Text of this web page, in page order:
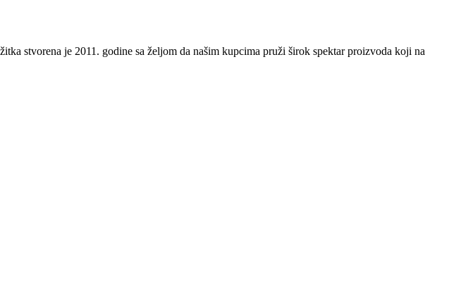
stvorena je 2011. godine sa željom da našim kupcima pruži širok spektar proizvoda koji na